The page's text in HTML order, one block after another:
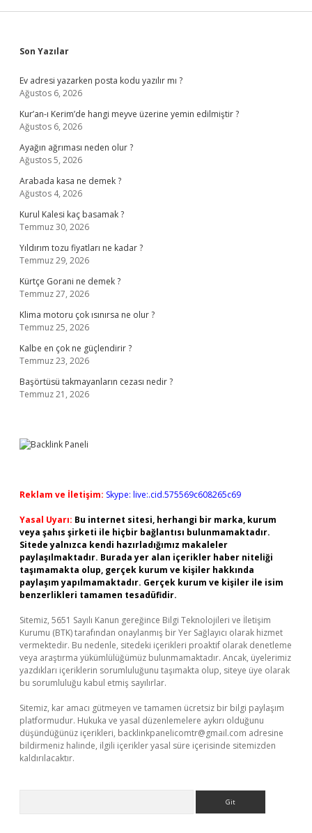
Sidebar
Son Yazılar
Ev adresi yazarken posta kodu yazılır mı ?
Ağustos 6, 2026
Kur’an-ı Kerim’de hangi meyve üzerine yemin edilmiştir ?
Ağustos 6, 2026
Ayağın ağrıması neden olur ?
Ağustos 5, 2026
Arabada kasa ne demek ?
Ağustos 4, 2026
Kurul Kalesi kaç basamak ?
Temmuz 30, 2026
Yıldırım tozu fiyatları ne kadar ?
Temmuz 29, 2026
Kürtçe Gorani ne demek ?
Temmuz 27, 2026
Klima motoru çok ısınırsa ne olur ?
Temmuz 25, 2026
Kalbe en çok ne güçlendirir ?
Temmuz 23, 2026
Başörtüsü takmayanların cezası nedir ?
Temmuz 21, 2026
Reklam ve İletişim: Skype: live:.cid.575569c608265c69
Yasal Uyarı: Bu internet sitesi, herhangi bir marka, kurum
veya şahıs şirketi ile hiçbir bağlantısı bulunmamaktadır.
Sitede yalnızca kendi hazırladığımız makaleler
paylaşılmaktadır. Burada yer alan içerikler haber niteliği
taşımamakta olup, gerçek kurum ve kişiler hakkında
paylaşım yapılmamaktadır. Gerçek kurum ve kişiler ile isim
benzerlikleri tamamen tesadüfidir.
Sitemiz, 5651 Sayılı Kanun gereğince Bilgi Teknolojileri ve İletişim
Kurumu (BTK) tarafından onaylanmış bir Yer Sağlayıcı olarak hizmet
vermektedir. Bu nedenle, sitedeki içerikleri proaktif olarak denetleme
veya araştırma yükümlülüğümüz bulunmamaktadır. Ancak, üyelerimiz
yazdıkları içeriklerin sorumluluğunu taşımakta olup, siteye üye olarak
bu sorumluluğu kabul etmiş sayılırlar.
Sitemiz, kar amacı gütmeyen ve tamamen ücretsiz bir bilgi paylaşım
platformudur. Hukuka ve yasal düzenlemelere aykırı olduğunu
düşündüğünüz içerikleri, backlinkpanelicomtr@gmail.com adresine
bildirmeniz halinde, ilgili içerikler yasal süre içerisinde sitemizden
kaldırılacaktır.